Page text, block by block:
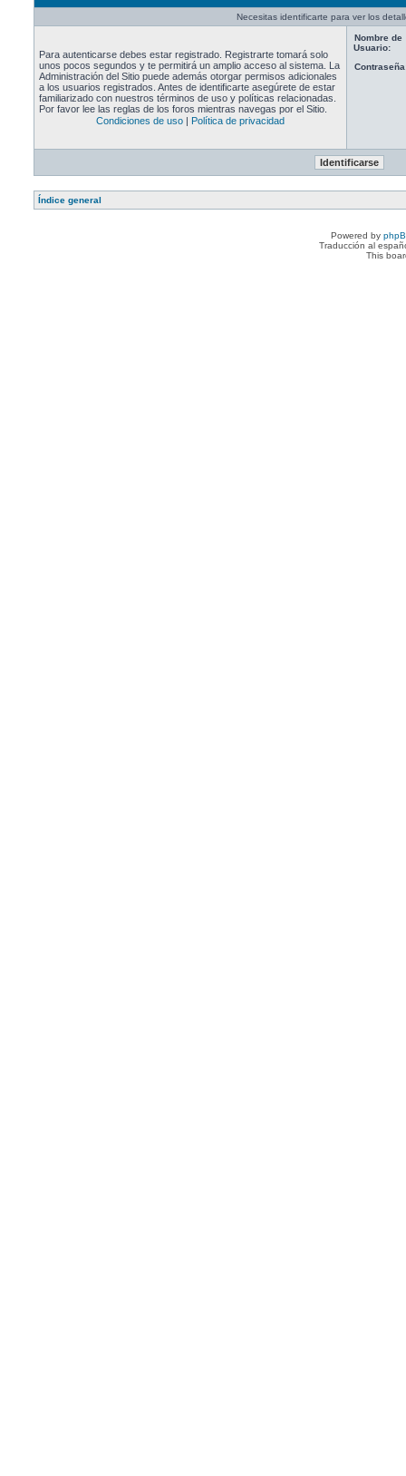
Necesitas identificarte para ver los
Para autenticarse debes estar registrado. Registrarte tomará solo
unos pocos segundos y te permitirá un amplio acceso al sistema. La
Administración del Sitio puede además otorgar permisos adicionales
a los usuarios registrados. Antes de identificarte asegúrete de estar
familiarizado con nuestros términos de uso y políticas relacionadas.
Por favor lee las reglas de los foros mientras navegas por el Sitio.
Condiciones de uso | Política de privacidad
Nombre de
Usuario:
Índice general
Powered by
Traducción al
This